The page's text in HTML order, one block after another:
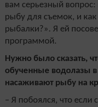
вам серьезный
рыбу для съемок, и
рыбалки?». Я ей
программой.
Нужно было сказать,
обученные водолазы
насаживают рыбу на
– Я побоялся, что если